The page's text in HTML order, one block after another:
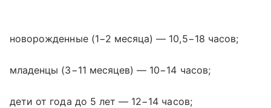
новорожденные (1−2 месяца) — 10,5−18 часов;
младенцы (3−11 месяцев) — 10−14 часов;
дети от года до 5 лет — 12−14 часов;